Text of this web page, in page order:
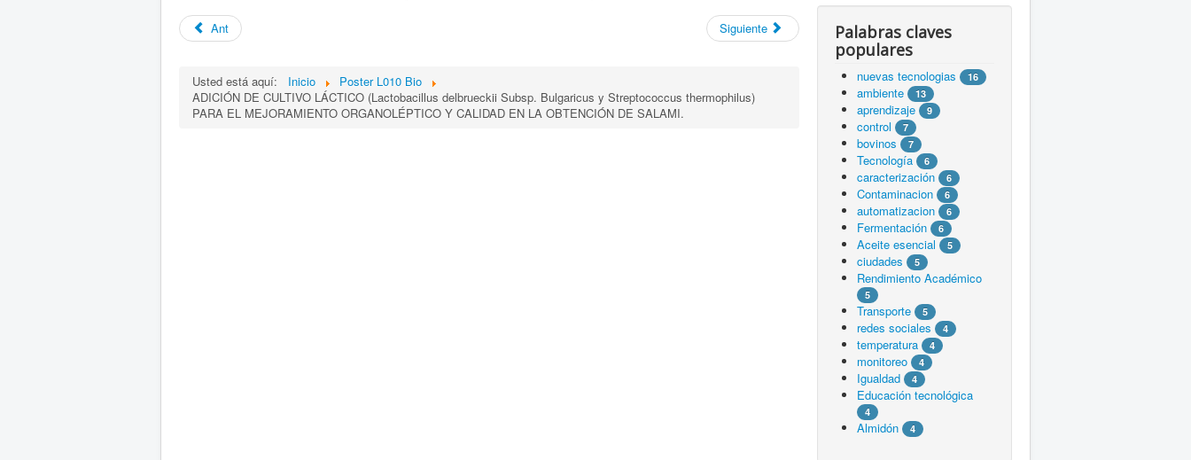
Ant Siguiente
Usted está aquí: Inicio
Poster L010 Bio
ADICIÓN DE CULTIVO LÁCTICO (Lactobacillus delbrueckii Subsp. Bulgaricus y Streptococcus thermophilus)
PARA EL MEJORAMIENTO ORGANOLÉPTICO Y CALIDAD EN LA OBTENCIÓN DE SALAMI.
Palabras claves
populares
nuevas tecnologias 16
ambiente 13
aprendizaje 9
control 7
bovinos 7
Tecnología 6
caracterización 6
Contaminacion 6
automatizacion 6
Fermentación 6
Aceite esencial 5
ciudades 5
Rendimiento Académico
5
Transporte 5
redes sociales 4
temperatura 4
monitoreo 4
Igualdad 4
Educación tecnológica
4
Almidón 4